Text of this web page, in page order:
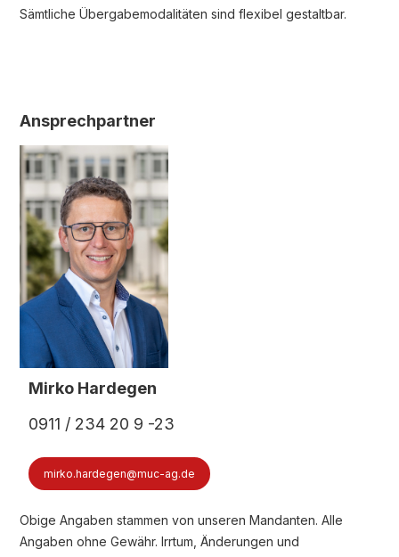
Sämtliche Übergabemodalitäten sind flexibel gestaltbar.
Ansprechpartner
Mirko Hardegen
0911 / 234 20 9 -23
mirko.hardegen@muc-ag.de
Obige Angaben stammen von unseren Mandanten. Alle
Angaben ohne Gewähr. Irrtum, Änderungen und